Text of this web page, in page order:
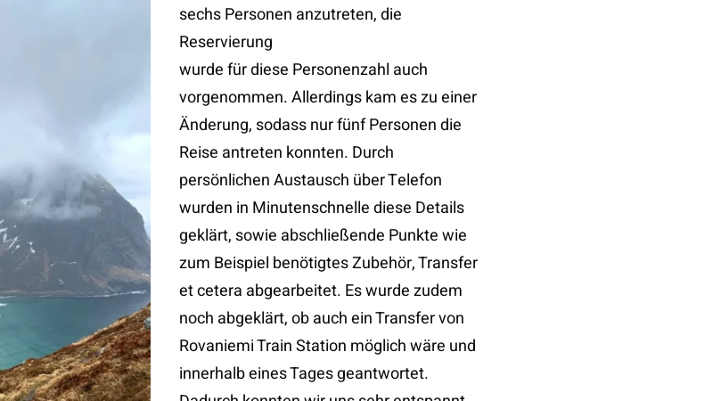
sechs Personen anzutreten, die
Reservierung
wurde für diese Personenzahl auch
vorgenommen. Allerdings kam es zu einer
Änderung, sodass nur fünf Personen die
Reise antreten konnten. Durch
persönlichen Austausch über Telefon
wurden in Minutenschnelle diese Details
geklärt, sowie abschließende Punkte wie
zum Beispiel benötigtes Zubehör, Transfer
et cetera abgearbeitet. Es wurde zudem
noch abgeklärt, ob auch ein Transfer von
Rovaniemi Train Station möglich wäre und
innerhalb eines Tages geantwortet.